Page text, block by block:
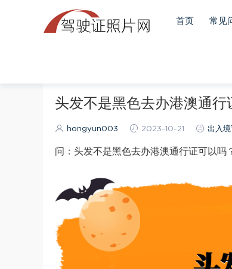
首页 常见
头发不是黑色去办港澳通行
hongyun003 2023-10-21 出入
问：头发不是黑色去办港澳通行证可以吗